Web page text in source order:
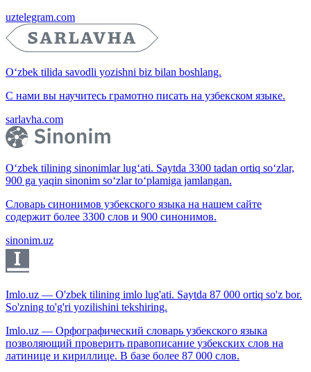
uztelegram.com
O‘zbek tilida savodli yozishni biz bilan boshlang.
С нами вы научитесь грамотно писать на узбекском языке.
sarlavha.com
O‘zbek tilining sinonimlar lug‘ati. Saytda 3300 tadan ortiq so‘zlar,
900 ga yaqin sinonim so‘zlar to‘plamiga jamlangan.
Словарь синонимов узбекского языка на нашем сайте
содержит более 3300 слов и 900 синонимов.
sinonim.uz
Imlo.uz — O'zbek tilining imlo lug'ati. Saytda 87 000 ortiq so'z bor.
So'zning to'g'ri yozilishini tekshiring.
Imlo.uz — Орфографический словарь узбекского языка
позволяющий проверить правописание узбекских слов на
латинице и кириллице. В базе более 87 000 слов.